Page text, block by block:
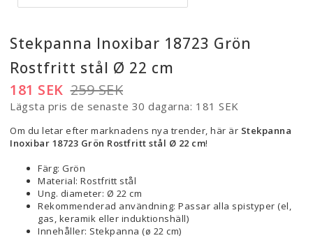
Stekpanna Inoxibar 18723 Grön
Rostfritt stål Ø 22 cm
259 SEK
181 SEK
Lägsta pris de senaste 30 dagarna 181 SEK
Om du letar efter marknadens nya trender, här är Stekpanna
Inoxibar 18723 Grön Rostfritt stål Ø 22 cm!
Färg: Grön
Material: Rostfritt stål
Ung. diameter: Ø 22 cm
Rekommenderad användning: Passar alla spistyper (el,
gas, keramik eller induktionshäll)
Innehåller: Stekpanna (ø 22 cm)